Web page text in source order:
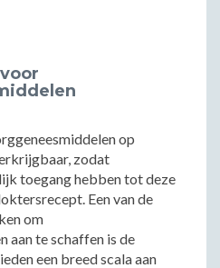
op
zodat
toegang hebben tot deze
Een van de
om
aan te schaffen is de
een breed scala aan